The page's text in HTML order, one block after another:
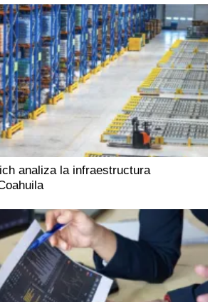
analiza la infraestructura